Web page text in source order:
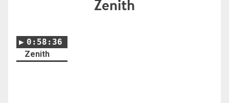
Zenith
0:58:36
Zenith